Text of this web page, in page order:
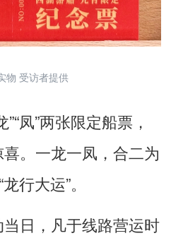
受访者提供
凤”两张限定船票，
。一龙一凤，合二为
行大运”。
日，凡于线路营运时